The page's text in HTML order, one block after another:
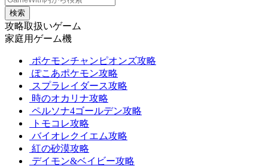
検索
攻略取扱いゲーム
家庭用ゲーム機
ポケモンチャンピオンズ攻略
ぽこあポケモン攻略
スプラレイダース攻略
時のオカリナ攻略
ペルソナ4ゴールデン攻略
トモコレ攻略
バイオレクイエム攻略
紅の砂漠攻略
デイモン&ベイビー攻略